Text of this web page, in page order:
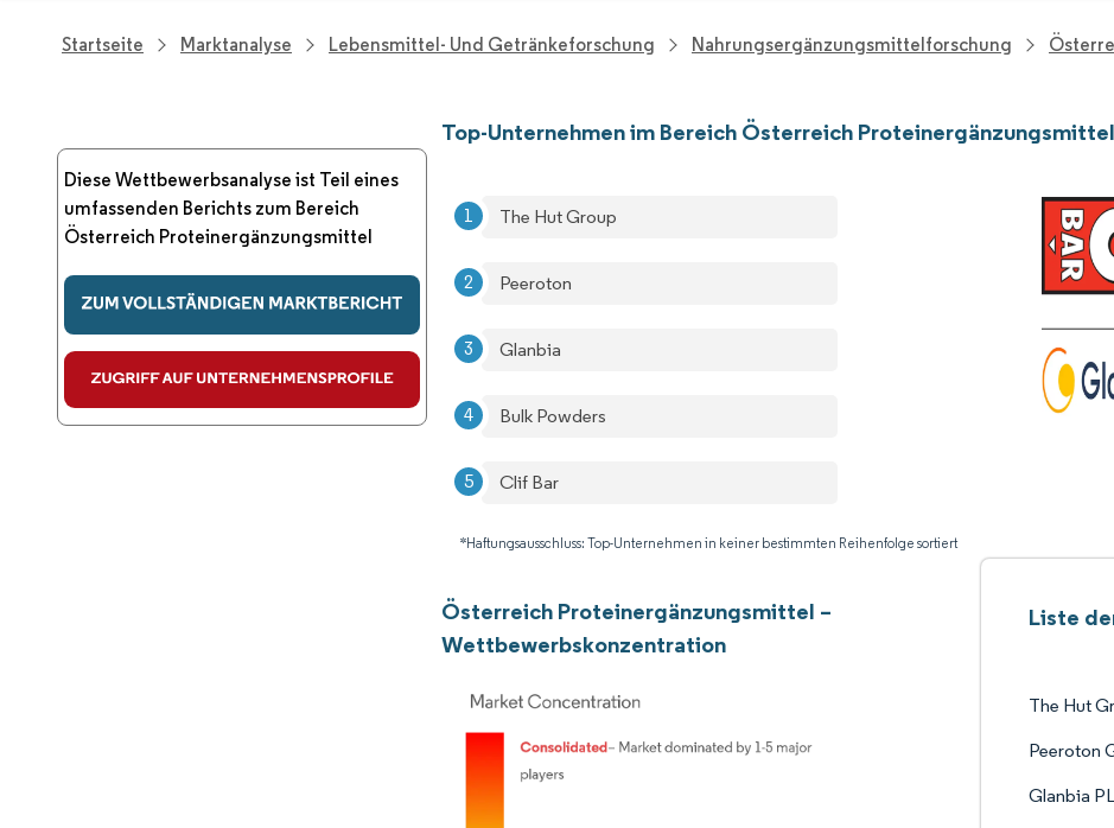
Startseite Marktanalyse Lebensmittel- Und Getränkeforschung Nahrungsergänzungsmittelforschung
Diese Wettbewerbsanalyse ist Teil eines
umfassenden Berichts zum Bereich
Österreich Proteinergänzungsmittel
Top-Unternehmen im Bereich Österreich Proteinergänzungsmittel
The Hut Group
Peeroton
Glanbia
Bulk Powders
Clif Bar
*Haftungsausschluss: Top-Unternehmen in keiner bestimmten Reihenfolge sortiert
Österreich Proteinergänzungsmittel –
Wettbewerbskonzentration
Liste
The Hut
Peeroton
Glanbia